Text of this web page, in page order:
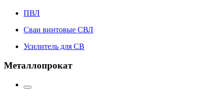
ПВЛ
Сваи винтовые СВЛ
Усилитель для СВ
Металлопрокат